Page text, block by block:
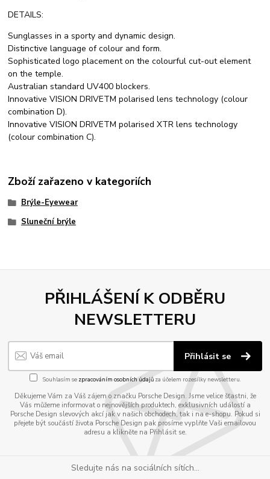
DETAILS:
Sunglasses in a sporty and dynamic design.
Distinctive language of colour and form.
Sophisticated logo placement on the colourful cut-out element
on the temple.
Australian standard UV400 blockers.
Innovative VISION DRIVETM polarised lens technology (colour
combination D).
Innovative VISION DRIVETM polarised XTR lens technology
(colour combination C).
Zboží zařazeno v kategoriích
Brýle-Eyewear
Sluneční brýle
PŘIHLÁŠENÍ K ODBĚRU
NEWSLETTERU
Přihlásit se
Souhlasím se zpracováním osobních údajůza účelem rozesílky newsletteru.
Děkujeme Vám za Váš zájem o značku Porsche Design. Jsme velice šťastni, že
Vás můžeme informovat o nejnovějších produktech, exklusivních událostí a
Porsche Design slevových akcí jak v našich obchodech, tak i na e-shopu. Pokud si
přejete být součástí života Porsche Design pak prosíme vyplňte Vaši emailovou
adresu a klikněte na Přihlásit se.
Sledujte nás na sociálních sítích...